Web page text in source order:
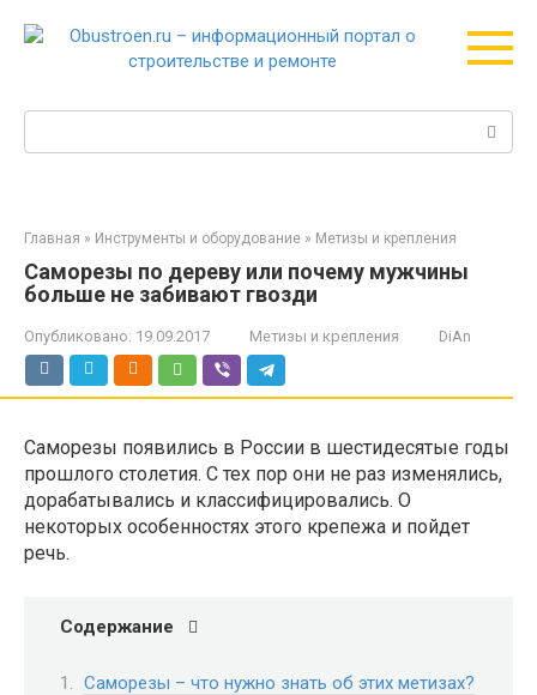
Поиск:
Главная » Инструменты и оборудование » Метизы и крепления
Саморезы по дереву или почему мужчины
больше не забивают гвозди
Опубликовано: 19.09.2017 Метизы и крепления DiAn
Саморезы появились в России в шестидесятые годы
прошлого столетия. С тех пор они не раз изменялись,
дорабатывались и классифицировались. О
некоторых особенностях этого крепежа и пойдет
речь.
Содержание
Саморезы – что нужно знать об этих метизах?